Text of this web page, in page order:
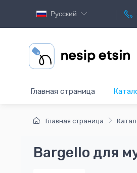
Русский
Главная страница
Главная страница
Bargello для